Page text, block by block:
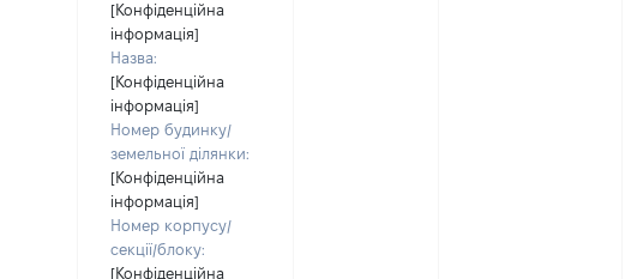
[Конфіденційна
інформація]
Назва:
[Конфіденційна
інформація]
Номер будинку/
земельної ділянки:
[Конфіденційна
інформація]
Номер корпусу/
секції/блоку:
[Конфіденційна